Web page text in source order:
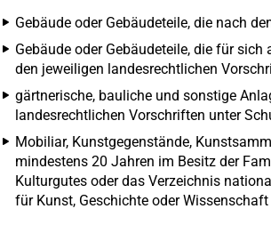
Gebäude oder Gebäudeteile, die nach
Gebäude oder Gebäudeteile, die für
den jeweiligen landesrechtlichen
gärtnerische, bauliche und sonstige
landesrechtlichen Vorschriften unter
Mobiliar, Kunstgegenstände,
mindestens 20 Jahren im Besitz der
Kulturgutes oder das Verzeichnis
für Kunst, Geschichte oder